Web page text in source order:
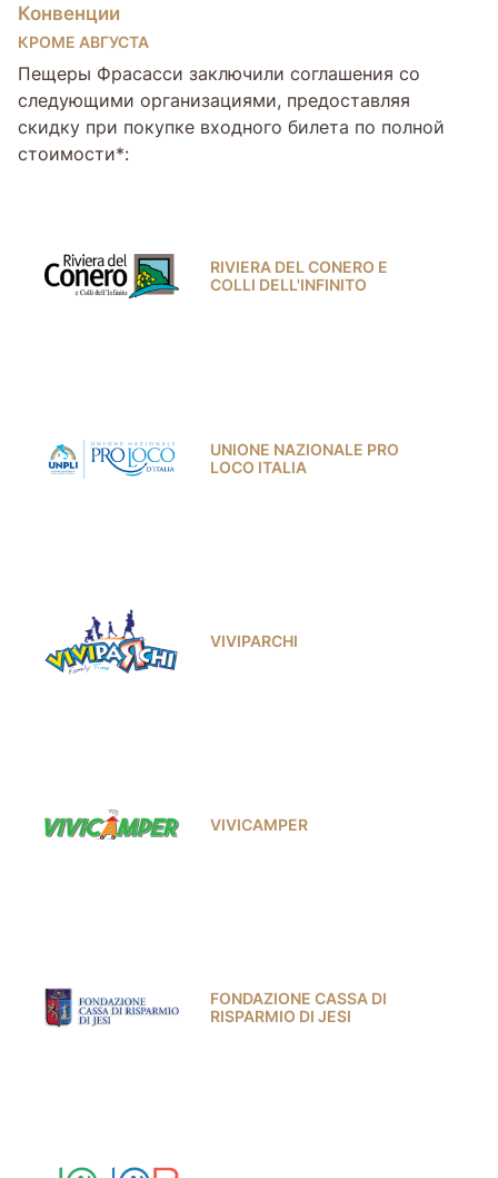
Конвенции
КРОМЕ АВГУСТА
Пещеры Фрасасси заключили соглашения со
следующими организациями, предоставляя
скидку при покупке входного билета по полной
стоимости*:
RIVIERA DEL CONERO E
COLLI DELL'INFINITO
UNIONE NAZIONALE PRO
LOCO ITALIA
VIVIPARCHI
VIVICAMPER
FONDAZIONE CASSA DI
RISPARMIO DI JESI